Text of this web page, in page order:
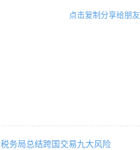
点击复制分享给朋友
税务局总结跨国交易九大风险